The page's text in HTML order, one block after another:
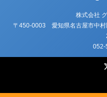
株式会社
〒450-0003 愛知県名古屋市中
052-